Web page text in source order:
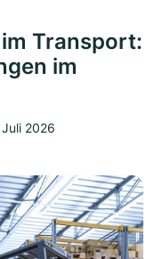
Transport:
im
2026